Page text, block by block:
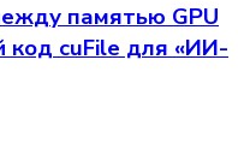
памятью GPU
код cuFile для «ИИ-